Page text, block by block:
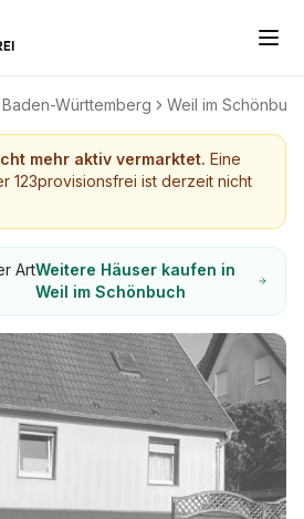
Baden-Württemberg Weil im Schönbuch
mehr aktiv vermarktet. Eine
123provisionsfrei ist derzeit nicht
ArtWeitere Häuser kaufen in
Weil im Schönbuch